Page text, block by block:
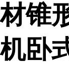
材锥
机卧